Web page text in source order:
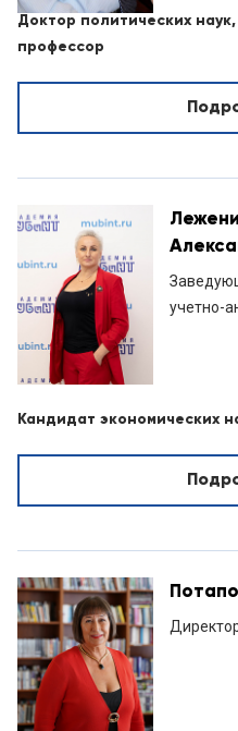
Доктор политических
профессор
учетно-
Кандидат экономических